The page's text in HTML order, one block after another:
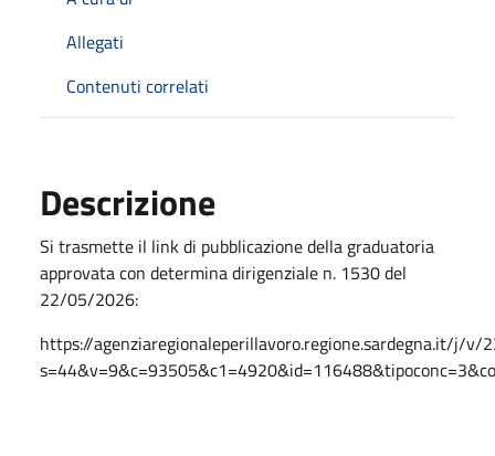
Allegati
Contenuti correlati
Descrizione
Si trasmette il link di pubblicazione della graduatoria
approvata con determina dirigenziale n. 1530 del
22/05/2026:
https://agenziaregionaleperillavoro.regione.sardegna.it/j/v/